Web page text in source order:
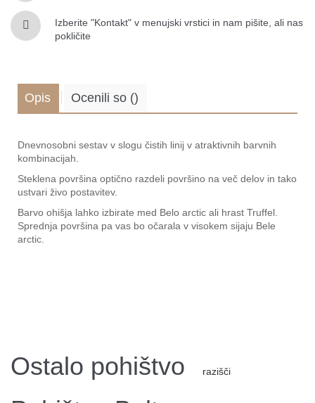
Izberite "Kontakt" v menujski vrstici in nam pišite, ali nas
pokličite
Opis Ocenili so ()
Dnevnosobni sestav v slogu čistih linij v atraktivnih barvnih
kombinacijah.
Steklena površina optično razdeli površino na več delov in tako
ustvari živo postavitev.
Barvo ohišja lahko izbirate med Belo arctic ali hrast Truffel.
Sprednja površina pa vas bo očarala v visokem sijaju Bele
arctic.
Ostalo pohištvo razišči